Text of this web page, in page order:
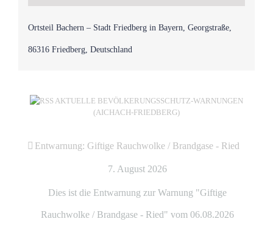
Ortsteil Bachern – Stadt Friedberg in Bayern, Georgstraße,
86316 Friedberg, Deutschland
AKTUELLE BEVÖLKERUNGSSCHUTZ-WARNUNGEN
(AICHACH-FRIEDBERG)
Entwarnung: Giftige Rauchwolke / Brandgase - Ried
7. August 2026
Dies ist die Entwarnung zur Warnung "Giftige
Rauchwolke / Brandgase - Ried" vom 06.08.2026